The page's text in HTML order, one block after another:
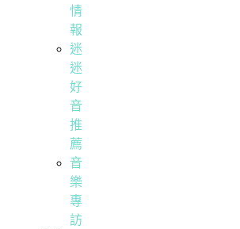
情
報
迷
迷
好
音
推
薦
音
樂
專
訪